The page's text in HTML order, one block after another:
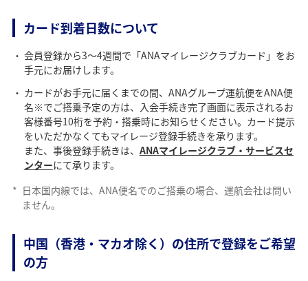
カード到着日数について
会員登録から3～4週間で「ANAマイレージクラブカード」をお
手元にお届けします。
カードがお手元に届くまでの間、ANAグループ運航便をANA便
名※でご搭乗予定の方は、入会手続き完了画面に表示されるお
客様番号10桁を予約・搭乗時にお知らせください。カード提示
をいただかなくてもマイレージ登録手続きを承ります。
また、事後登録手続きは、 ANAマイレージクラブ・サービスセ
ンターにて承ります。
* 日本国内線では、ANA便名でのご搭乗の場合、運航会社は問い
ません。
中国（香港・マカオ除く）の住所で登録をご希望
の方